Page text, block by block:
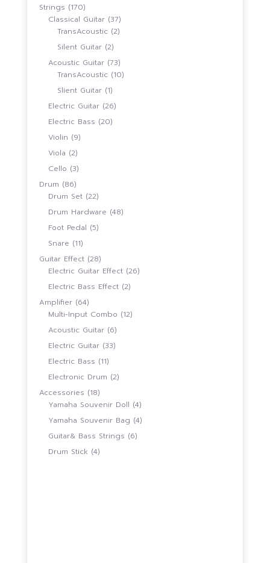
Strings 170170
สินค้า
Classical Guitar 3737
สินค้า
TransAcoustic 22
Silent Guitar 22
สินค้า
Acoustic Guitar 7373
สินค้า
TransAcoustic 1010
Slient Guitar 11
สินค้า
Electric Guitar 2626
Electric Bass 2020
Violin 99
Viola 22
สินค้า
Cello 33
สินค้า
Drum 8686
สินค้า
Drum Set 2222
สินค้า
Drum Hardware 4848
Foot Pedal 55
Snare 1111
สินค้า
Guitar Effect 2828
สินค้า
Electric Guitar Effect 2626
Electric Bass Effect 22
Amplifier 6464
สินค้า
Multi-Input Combo 1212
Acoustic Guitar 66
สินค้า
Electric Guitar 3333
Electric Bass 1111
สินค้า
Electronic Drum 22
Accessories 1818
สินค้า
Yamaha Souvenir Doll 44
สินค้า
Yamaha Souvenir Bag 44
Guitar& Bass Strings 66
Drum Stick 44